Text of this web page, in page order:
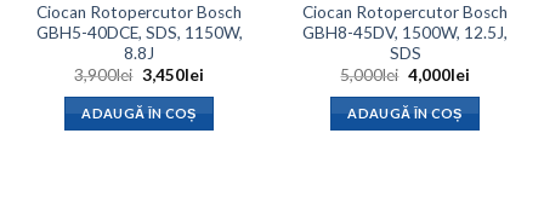
Ciocan Rotopercutor Bosch
GBH5-40DCE, SDS, 1150W,
8.8J
3,900lei Prețul
inițial
a
fost:
3,900lei.
3,450leiPrețul
ADAUGĂ ÎN COȘ
Ciocan Rotopercutor Bosch
GBH8-45DV, 1500W, 12.5J,
SDS
5,000lei Prețul
inițial
a
fost:
5,000lei.
4,000leiPrețul
ADAUGĂ ÎN COȘ